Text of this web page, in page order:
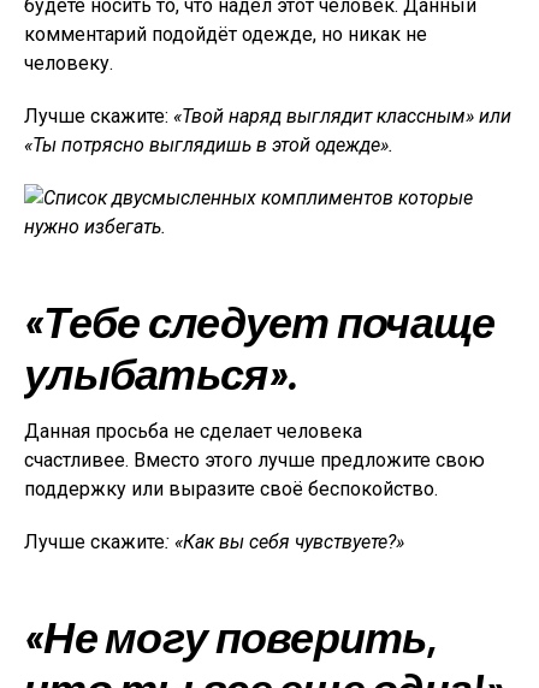
будете носить то, что надел этот человек. Данный
комментарий подойдёт одежде, но никак не
человеку.
Лучше скажите: «Твой наряд выглядит классным» или
«Ты потрясно выглядишь в этой одежде».
«Тебе следует почаще
улыбаться».
Данная просьба не сделает человека
счастливее. Вместо этого лучше предложите свою
поддержку или выразите своё беспокойство.
Лучше скажите: «Как вы себя чувствуете?»
«Не могу поверить,